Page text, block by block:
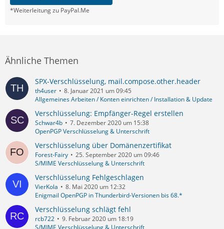
*Weiterleitung zu PayPal.Me
Ähnliche Themen
SPX-Verschlüsselung, mail.compose.other.header
th4user
8. Januar 2021 um 09:45
Allgemeines Arbeiten / Konten einrichten / Installation & Update
Verschlüsselung: Empfänger-Regel erstellen
Schwar4b
7. Dezember 2020 um 15:38
OpenPGP Verschlüsselung & Unterschrift
Verschlüsselung über Domänenzertifikat
Forest-Fairy
25. September 2020 um 09:46
S/MIME Verschlüsselung & Unterschrift
Verschlüsselung Fehlgeschlagen
VierKola
8. Mai 2020 um 12:32
Enigmail OpenPGP in Thunderbird-Versionen bis 68.*
Verschlüsselung schlägt fehl
rcb722
9. Februar 2020 um 18:19
S/MIME Verschlüsselung & Unterschrift